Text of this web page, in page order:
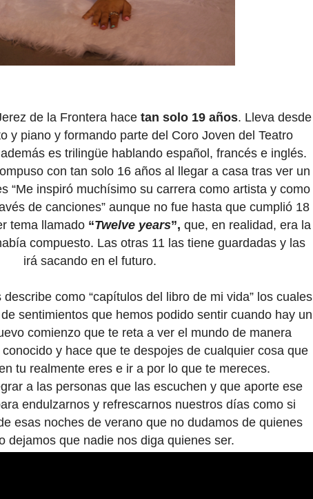
de la Frontera hace tan solo 19 años. Lleva desde
y piano y formando parte del Coro Joven del Teatro
es trilingüe hablando español, francés e inglés.
con tan solo 16 años al llegar a casa tras ver un
“Me inspiró muchísimo su carrera como artista y como
de canciones” aunque no fue hasta que cumplió 18
tema llamado “Twelve years”, que, en realidad, era la
compuesto. Las otras 11 las tiene guardadas y las
irá sacando en el futuro.
como “capítulos del libro de mi vida” los cuales
sentimientos que hemos podido sentir cuando hay un
comienzo que te reta a ver el mundo de manera
y hace que te despojes de cualquier cosa que
tu realmente eres e ir a por lo que te mereces.
a las personas que las escuchen y que aporte ese
endulzarnos y refrescarnos nuestros días como si
esas noches de verano que no dudamos de quienes
dejamos que nadie nos diga quienes ser.